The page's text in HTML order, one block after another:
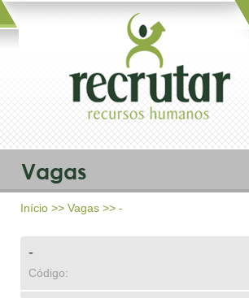
Vagas
Início >> Vagas >> -
-
Código: